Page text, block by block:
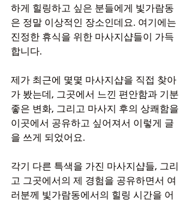
하게 힐링하고 싶은 분들에게 빛가람동
은 정말 이상적인 장소인데요. 여기에는
진정한 휴식을 위한 마사지샵들이 가득
합니다.
제가 최근에 몇몇 마사지샵을 직접 찾아
가 봤는데, 그곳에서 느낀 편안함과 기분
좋은 변화, 그리고 마사지 후의 상쾌함을
이곳에서 공유하고 싶어져서 이렇게 글
을 쓰게 되었어요.
각기 다른 특색을 가진 마사지샵들, 그리
고 그곳에서의 제 경험을 공유하면서 여
러분께 빛가람동에서의 힐링 시간을 어